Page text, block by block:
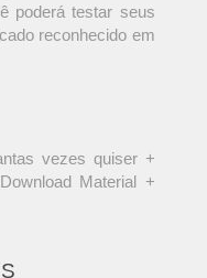
poderá testar seus
reconhecido em
vezes quiser +
Material +